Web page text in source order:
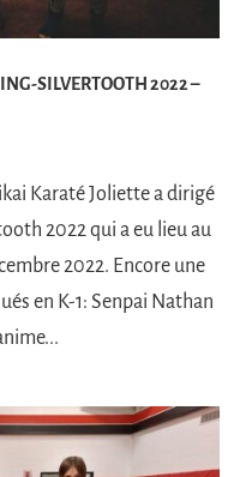
SILVERTOOTH 2022 –
Karaté Joliette a dirigé
2022 qui a eu lieu au
2022. Encore une
en K-1: Senpai Nathan